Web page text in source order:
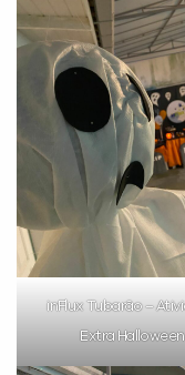
inFlux Tubarão –
Extra Halloween
Não
inFlux